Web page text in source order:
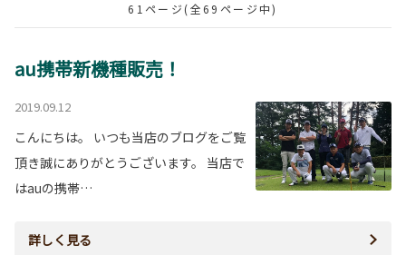
61ページ(全69ページ中)
au携帯新機種販売！
2019.09.12
こんにちは。 いつも当店のブログをご覧
頂き誠にありがとうございます。 当店で
はauの携帯…
詳しく見る